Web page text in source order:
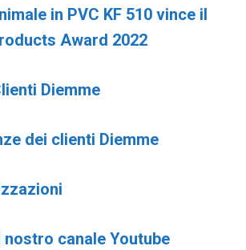
in PVC KF 510 vince il
Award 2022
Diemme
dei clienti Diemme
canale Youtube